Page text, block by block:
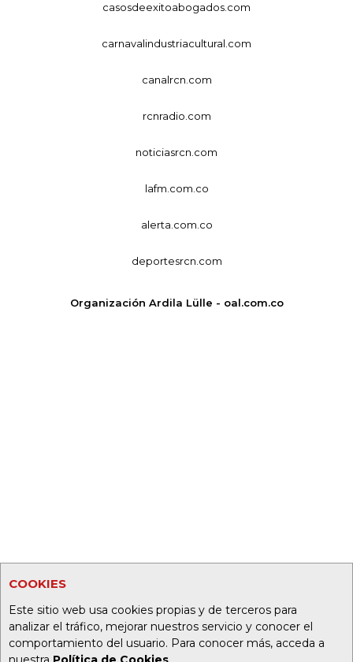
COOKIES
Este sitio web usa cookies propias y de terceros para
analizar el tráfico, mejorar nuestros servicio y conocer el
comportamiento del usuario. Para conocer más, acceda a
casosdeexitoabogados.com
carnavalindustriacultural.com
canalrcn.com
rcnradio.com
noticiasrcn.com
lafm.com.co
alerta.com.co
deportesrcn.com
Organización Ardila Lülle - oal.com.co